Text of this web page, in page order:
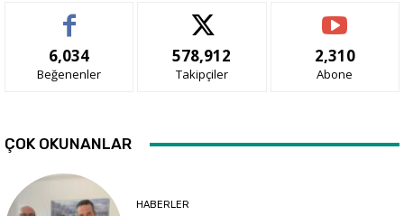
6,034
Beğenenler
578,912
Takipçiler
2,310
Abone
ÇOK OKUNANLAR
HABERLER